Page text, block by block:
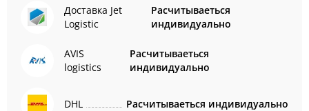
Доставка Jet
Logistic
Расчитываеться
индивидуально
AVIS
logistics
Расчитываеться
индивидуально
DHL Расчитываеться индивидуально